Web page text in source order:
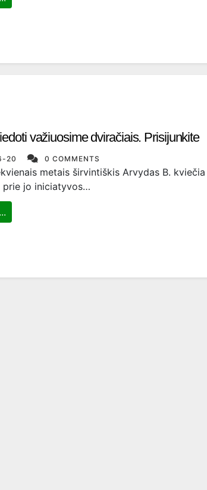
važiuosime dviračiais. Prisijunkite
20 0 COMMENTS
metais širvintiškis Arvydas B. kviečia
prie jo iniciatyvos…